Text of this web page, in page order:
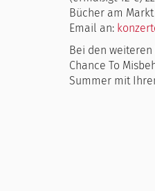
Bücher am
Email an:
Bei den weiteren
Chance To
Summer mit